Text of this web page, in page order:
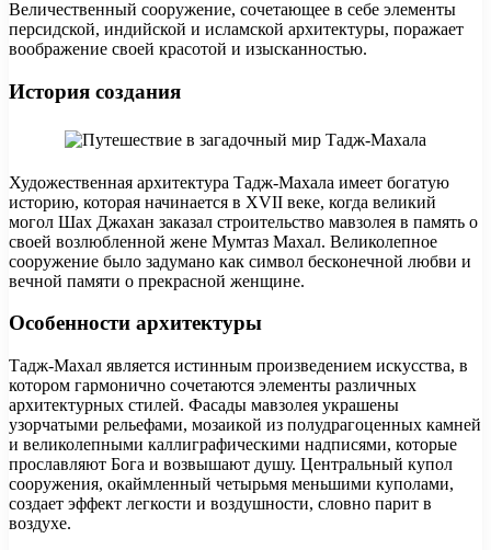
Величественный сооружение, сочетающее в себе элементы
персидской, индийской и исламской архитектуры, поражает
воображение своей красотой и изысканностью.
История создания
Художественная архитектура Тадж-Махала имеет богатую
историю, которая начинается в XVII веке, когда великий
могол Шах Джахан заказал строительство мавзолея в память о
своей возлюбленной жене Мумтаз Махал. Великолепное
сооружение было задумано как символ бесконечной любви и
вечной памяти о прекрасной женщине.
Особенности архитектуры
Тадж-Махал является истинным произведением искусства, в
котором гармонично сочетаются элементы различных
архитектурных стилей. Фасады мавзолея украшены
узорчатыми рельефами, мозаикой из полудрагоценных камней
и великолепными каллиграфическими надписями, которые
прославляют Бога и возвышают душу. Центральный купол
сооружения, окаймленный четырьмя меньшими куполами,
создает эффект легкости и воздушности, словно парит в
воздухе.